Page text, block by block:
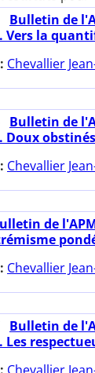
Bulletin de
Vers la
Chevallier
Bulletin de
Doux
Chevallier
de
Chevallier
Bulletin de
Les